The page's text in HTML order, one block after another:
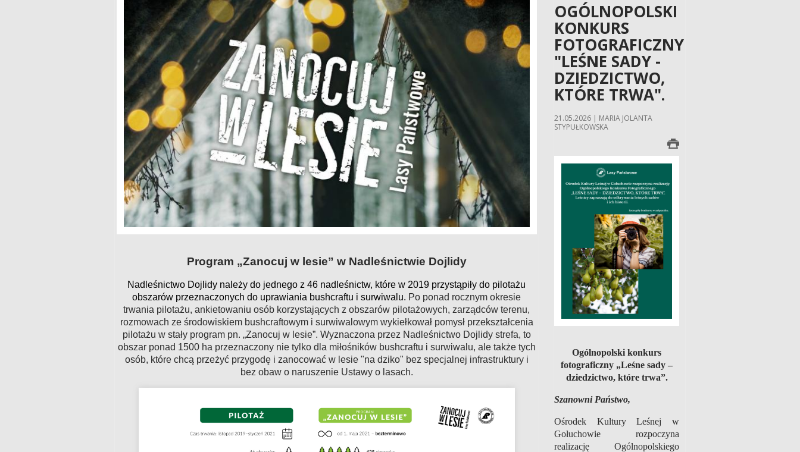
Program „Zanocuj w lesie” w Nadleśnictwie Dojlidy
Nadleśnictwo Dojlidy należy do jednego z 46 nadleśnictw, które w 2019 przystąpiły do pilotażu
obszarów przeznaczonych do uprawiania bushcraftu i surwiwalu. Po ponad rocznym okresie
trwania pilotażu, ankietowaniu osób korzystających z obszarów pilotażowych, zarządców terenu,
rozmowach ze środowiskiem bushcraftowym i surwiwalowym wykiełkował pomysł przekształcenia
pilotażu w stały program pn. „Zanocuj w lesie”. Wyznaczona przez Nadleśnictwo Dojlidy strefa, to
obszar ponad 1500 ha przeznaczony nie tylko dla miłośników bushcraftu i surwiwalu, ale także tych
osób, które chcą przeżyć przygodę i zanocować w lesie "na dziko" bez specjalnej infrastruktury i
bez obaw o naruszenie Ustawy o lasach.
OGÓLNOPOLSKI
KONKURS
FOTOGRAFICZNY
"LEŚNE SADY -
DZIEDZICTWO,
KTÓRE TRWA".
21.05.2026 | MARIA JOLANTA
STYPUŁKOWSKA
Ogólnopolski konkurs
fotograficzny „Leśne sady –
dziedzictwo, które trwa”.
Szanowni Państwo,
Ośrodek Kultury Leśnej w
Gołuchowie rozpoczyna
realizację Ogólnopolskiego